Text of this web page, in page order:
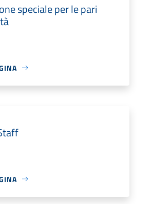
speciale per le pari